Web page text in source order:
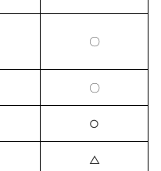
〇
〇
○
△